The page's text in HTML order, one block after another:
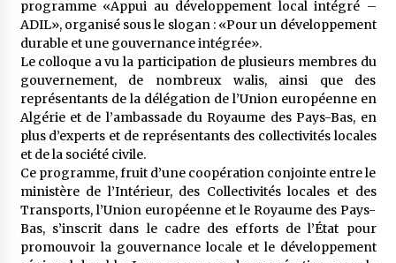
Affaires religieuses : Ouverture des
candidatures au concours du Prix national du
meilleur prêche du vendredi
2 semaines ago
Droit à l’affiliation au régime national de
retraite : Coup d’envoi d’une campagne de
sensibilisation au profit de la communauté
nationale à l’étranger
3 semaines ago
Lancement d’une campagne nationale de
sensibilisation sur la lutte contre le travail
informel
3 semaines ago
programme «Appui au développement local intégré –
ADIL», organisé sous le slogan : «Pour un développement
durable et une gouvernance intégrée».
Le colloque a vu la participation de plusieurs membres du
gouvernement, de nombreux walis, ainsi que des
représentants de la délégation de l’Union européenne en
Algérie et de l’ambassade du Royaume des Pays-Bas, en
plus d’experts et de représentants des collectivités locales
et de la société civile.
Ce programme, fruit d’une coopération conjointe entre le
ministère de l’Intérieur, des Collectivités locales et des
Transports, l’Union européenne et le Royaume des Pays-
Bas, s’inscrit dans le cadre des efforts de l’État pour
promouvoir la gouvernance locale et le développement